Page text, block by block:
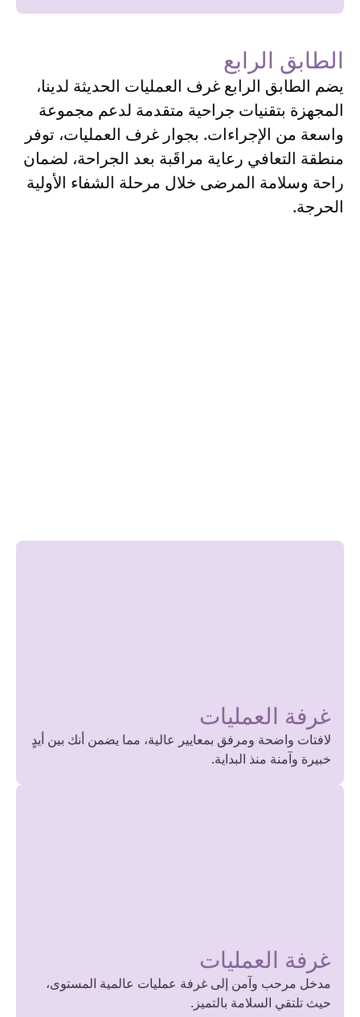
الطابق الرابع
يضم الطابق الرابع غرف العمليات الحديثة لدينا،
المجهزة بتقنيات جراحية متقدمة لدعم مجموعة
واسعة من الإجراءات. بجوار غرف العمليات، توفر
منطقة التعافي رعاية مراقَبة بعد الجراحة، لضمان
راحة وسلامة المرضى خلال مرحلة الشفاء الأولية
الحرجة.
غرفة العمليات
لافتات واضحة ومرفق بمعايير عالية، مما يضمن أنك بين أيدٍ
خبيرة وآمنة منذ البداية.
غرفة العمليات
مدخل مرحب وآمن إلى غرفة عمليات عالمية المستوى،
حيث تلتقي السلامة بالتميز.